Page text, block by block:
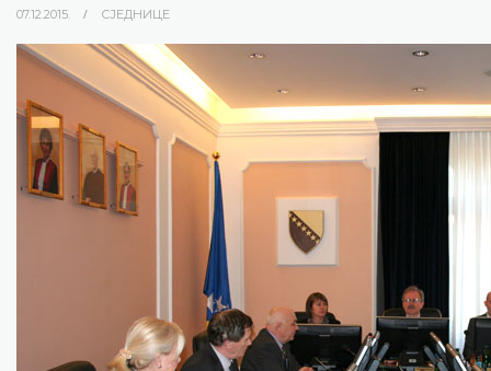
07.12.2015. СЈЕДНИЦЕ